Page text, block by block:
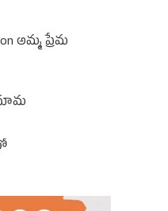
on అమ్మ ప్రేమ